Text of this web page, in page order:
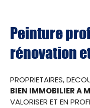
Peinture
rénovation
PROPRIETAIRES,
BIEN IMMOBILIER A
VALORISER ET EN